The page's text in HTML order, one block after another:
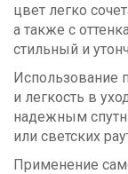
цвет легко
а также с
стильный и
Использование
и легкость в
надежным
или светских
Применение